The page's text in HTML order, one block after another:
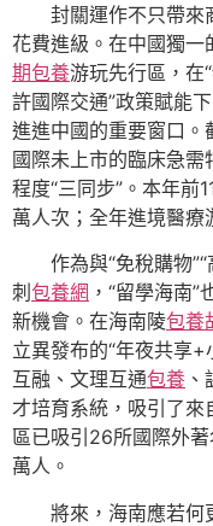
封關運作不只帶來
花費進級。在中國獨
期包養游玩先行區，在
許國際交通”政策賦能
進進中國的重要窗口
國際未上市的臨床急
程度“三同步”。本年前
萬人次；全年進境醫
作為與“免稅購物
刺 包養網 ，“留學海南
新機會。在海南陵包養
立異發布的“年夜共享
互融、文理互通包養
才培育系統，吸引了來
區已吸引26所國際外
萬人。
將來，海南應若何